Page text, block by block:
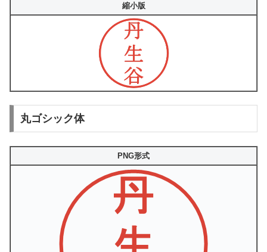
縮小版
丸ゴシック体
PNG形式